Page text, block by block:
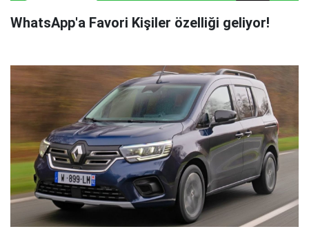
WhatsApp'a Favori Kişiler özelliği geliyor!